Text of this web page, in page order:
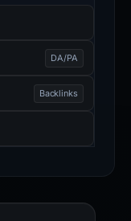
DA/PA
Backlinks